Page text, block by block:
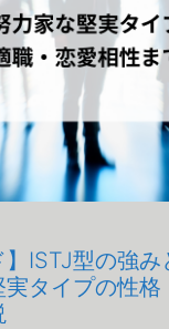
】ISTJ型の強
タイプの性格